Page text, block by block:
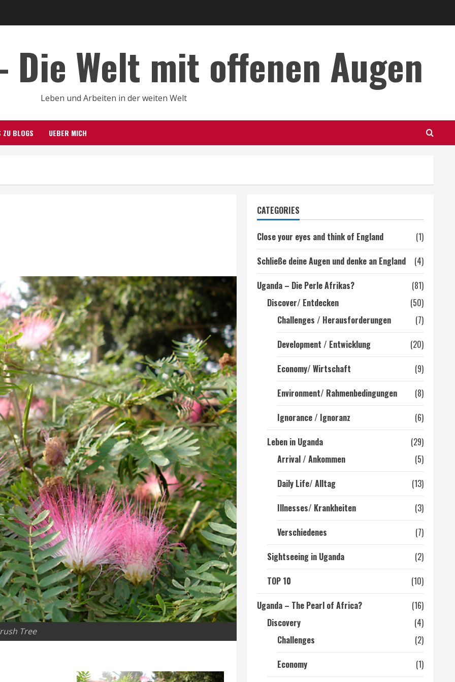
Die Welt mit offenen Augen
Leben und Arbeiten in der weiten Welt
ZU BLOGS UEBER MICH
Tree
CATEGORIES
Close your eyes and think of England
(1)
Schließe deine Augen und denke an England
(4)
Uganda – Die Perle Afrikas?
(81)
Discover/ Entdecken
(50)
Challenges / Herausforderungen
(7)
Development / Entwicklung
(20)
Economy/ Wirtschaft
(9)
Environment/ Rahmenbedingungen
(8)
Ignorance / Ignoranz
(6)
Leben in Uganda
(29)
Arrival / Ankommen
(5)
Daily Life/ Alltag
(13)
Illnesses/ Krankheiten
(3)
Verschiedenes
(7)
Sightseeing in Uganda
(2)
TOP 10
(10)
Uganda – The Pearl of Africa?
(16)
Discovery
(4)
Challenges
(2)
Economy
(1)